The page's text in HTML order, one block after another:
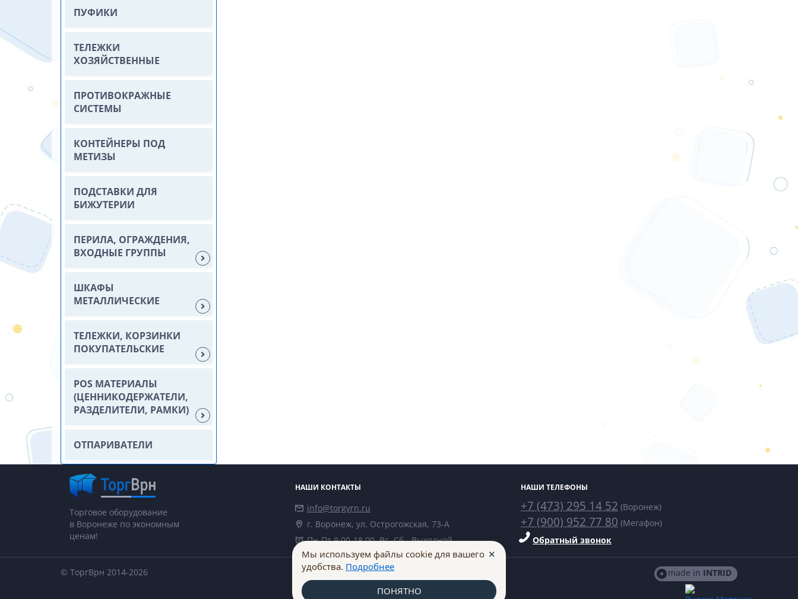
ПУФИКИ
ТЕЛЕЖКИ
ХОЗЯЙСТВЕННЫЕ
ПРОТИВОКРАЖНЫЕ
СИСТЕМЫ
КОНТЕЙНЕРЫ ПОД
МЕТИЗЫ
ПОДСТАВКИ ДЛЯ
БИЖУТЕРИИ
ПЕРИЛА, ОГРАЖДЕНИЯ,
ВХОДНЫЕ ГРУППЫ
ШКАФЫ
МЕТАЛЛИЧЕСКИЕ
ТЕЛЕЖКИ, КОРЗИНКИ
ПОКУПАТЕЛЬСКИЕ
POS МАТЕРИАЛЫ
(ЦЕННИКОДЕРЖАТЕЛИ,
РАЗДЕЛИТЕЛИ, РАМКИ)
ОТПАРИВАТЕЛИ
Торговое оборудование
в Воронеже по экономным
ценам!
НАШИ КОНТАКТЫ
info@torgvrn.ru
г. Воронеж, ул. Острогожская, 73-А
Пн-Пт 9.00-18.00, Вс, Сб - Выходной
НАШИ ТЕЛЕФОНЫ
+7 (473) 295 14 52 (Воронеж)
+7 (900) 952 77 80 (Мегафон)
Обратный звонок
made in INTRID
© ТоргВрн 2014-2026
Мы используем файлы cookie для вашего
удобства. Подробнее
✕
ПОНЯТНО